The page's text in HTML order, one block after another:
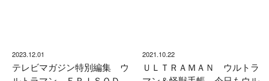
2023.12.01
テレビマガジン特別編集 ウ
2021.10.22
ＵＬＴＲＡＭＡＮ ウルトラ